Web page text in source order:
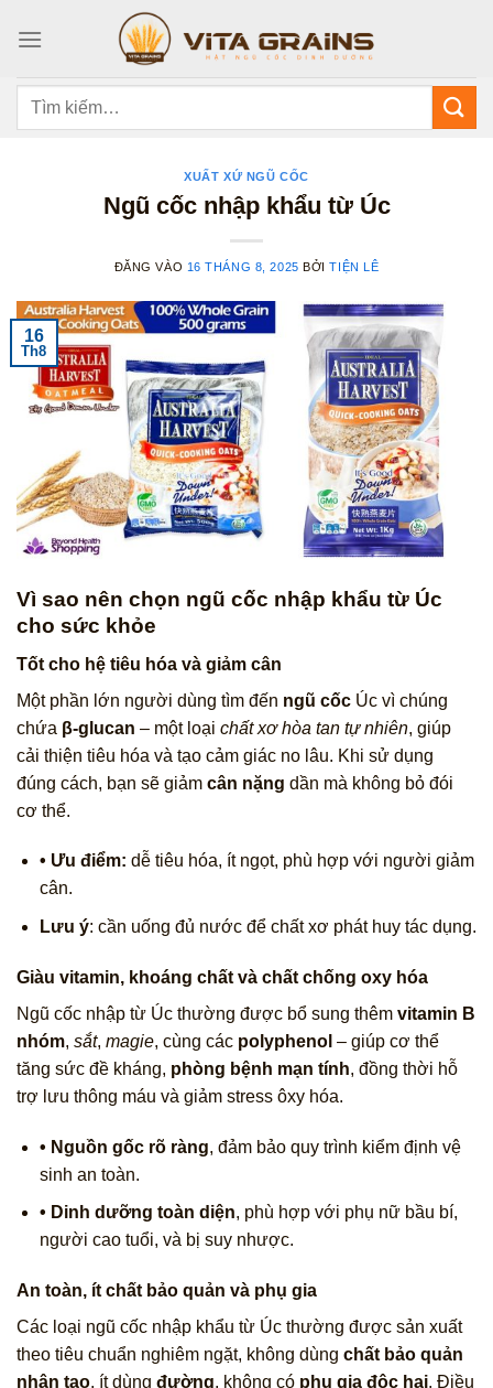
qua
Tìm
XUẤT XỨ NGŨ CỐC
Ngũ cốc nhập khẩu từ Úc
ĐĂNG VÀO 16 THÁNG 8, 2025 BỞITIỆN LÊ
16
Th8
Vì sao nên chọn ngũ cốc nhập khẩu từ Úc
cho sức khỏe
Tốt cho hệ tiêu hóa và giảm cân
Một phần lớn người dùng tìm đến ngũ cốc Úc vì chúng
chứa β‑glucan – một loại chất xơ hòa tan tự nhiên, giúp
cải thiện tiêu hóa và tạo cảm giác no lâu. Khi sử dụng
đúng cách, bạn sẽ giảm cân nặng dần mà không bỏ đói
cơ thể.
• Ưu điểm: dễ tiêu hóa, ít ngọt, phù hợp với người giảm
cân.
Lưu ý: cần uống đủ nước để chất xơ phát huy tác dụng.
Giàu vitamin, khoáng chất và chất chống oxy hóa
Ngũ cốc nhập từ Úc thường được bổ sung thêm vitamin B
nhóm, sắt, magie, cùng các polyphenol – giúp cơ thể
tăng sức đề kháng, phòng bệnh mạn tính, đồng thời hỗ
trợ lưu thông máu và giảm stress ôxy hóa.
• Nguồn gốc rõ ràng, đảm bảo quy trình kiểm định vệ
sinh an toàn.
• Dinh dưỡng toàn diện, phù hợp với phụ nữ bầu bí,
người cao tuổi, và bị suy nhược.
An toàn, ít chất bảo quản và phụ gia
Các loại ngũ cốc nhập khẩu từ Úc thường được sản xuất
theo tiêu chuẩn nghiêm ngặt, không dùng chất bảo quản
nhân tạo, ít dùng đường, không có phụ gia độc hại. Điều